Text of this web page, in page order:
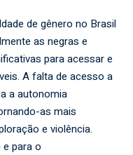
de gênero no Brasil
as negras e
para acessar e
A falta de acesso a
a autonomia
as mais
e violência.
para o